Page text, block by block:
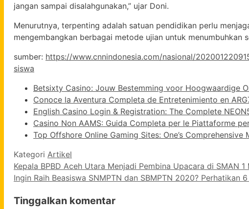
jangan sampai disalahgunakan,” ujar Doni.
Menurutnya, terpenting adalah satuan pendidikan perlu
mengembangkan berbagai metode ujian untuk
sumber: https://www.cnnindonesia.com/nasional/
siswa
Betsixty Casino: Jouw Bestemming voor Hoogwaardige
Conoce la Aventura Completa de Entretenimiento en
English Casino Login & Registration: The Complete
Casino Non AAMS: Guida Completa per le Piattaforme
Top Offshore Online Gaming Sites: One’s
Kategori Artikel
Kepala BPBD Aceh Utara Menjadi Pembina Upacara di SMAN 1
Ingin Raih Beasiswa SNMPTN dan SBMPTN 2020? Perhatikan
Tinggalkan komentar